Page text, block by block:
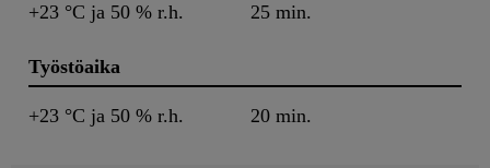
+23 °C ja 50 % r.h. 25 min.
Työstöaika
+23 °C ja 50 % r.h. 20 min.